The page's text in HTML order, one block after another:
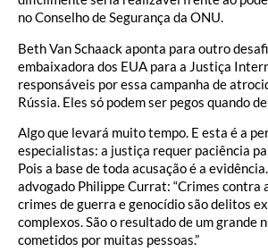
no Conselho de Segurança da ONU.
Beth Van Schaack aponta para outro
embaixadora dos EUA para a Justiça
responsáveis por essa campanha de
Rússia. Eles só podem ser pegos quando
Algo que levará muito tempo. E esta é a
especialistas: a justiça requer paciência
Pois a base de toda acusação é a
advogado Philippe Currat: “Crimes contra
crimes de guerra e genocídio são delitos
complexos. São o resultado de um grande
cometidos por muitas pessoas.”